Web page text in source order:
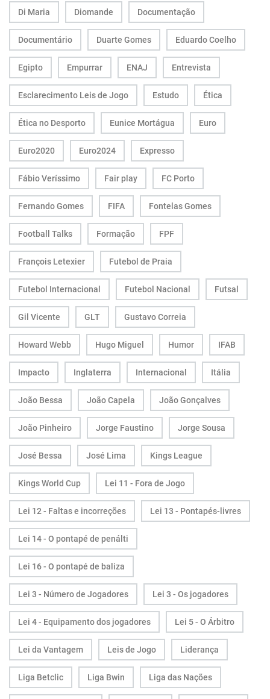
Di Maria Diomande Documentação
Documentário Duarte Gomes Eduardo Coelho
Egipto Empurrar ENAJ Entrevista
Esclarecimento Leis de Jogo Estudo Ética
Ética no Desporto Eunice Mortágua Euro
Euro2020 Euro2024 Expresso
Fábio Veríssimo Fair play FC Porto
Fernando Gomes FIFA Fontelas Gomes
Football Talks Formação FPF
François Letexier Futebol de Praia
Futebol Internacional Futebol Nacional Futsal
Gil Vicente GLT Gustavo Correia
Howard Webb Hugo Miguel Humor IFAB
Impacto Inglaterra Internacional Itália
João Bessa João Capela João Gonçalves
João Pinheiro Jorge Faustino Jorge Sousa
José Bessa José Lima Kings League
Kings World Cup Lei 11 - Fora de Jogo
Lei 12 - Faltas e incorreções Lei 13 - Pontapés-livres
Lei 14 - O pontapé de penálti
Lei 16 - O pontapé de baliza
Lei 3 - Número de Jogadores Lei 3 - Os jogadores
Lei 4 - Equipamento dos jogadores Lei 5 - O Árbitro
Lei da Vantagem Leis de Jogo Liderança
Liga Betclic Liga Bwin Liga das Nações